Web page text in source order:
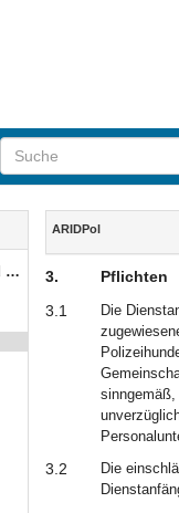
Inhalt
ARIDPol
3.
Pflichten
3.1
Die
3.2
Die